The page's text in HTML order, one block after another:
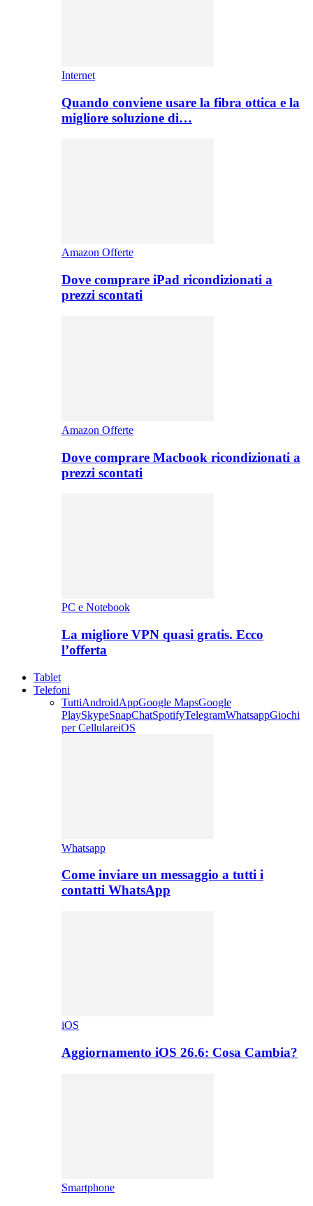
Internet
Quando conviene usare la fibra ottica e la
migliore soluzione di…
Amazon Offerte
Dove comprare iPad ricondizionati a
prezzi scontati
Amazon Offerte
Dove comprare Macbook ricondizionati a
prezzi scontati
PC e Notebook
La migliore VPN quasi gratis. Ecco
l’offerta
Tablet
Telefoni
TuttiAndroidAppGoogle MapsGoogle
PlaySkypeSnapChatSpotifyTelegramWhatsappGiochi
per CellulareiOS
Whatsapp
Come inviare un messaggio a tutti i
contatti WhatsApp
iOS
Aggiornamento iOS 26.6: Cosa Cambia?
Smartphone